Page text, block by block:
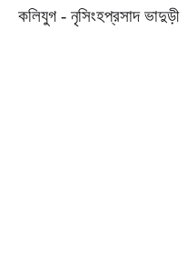
কলিযুগ - নৃসিংহপ্রসাদ ভাদুড়ী